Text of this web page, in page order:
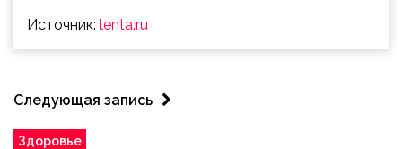
Источник: lenta.ru
Следующая запись
Здоровье